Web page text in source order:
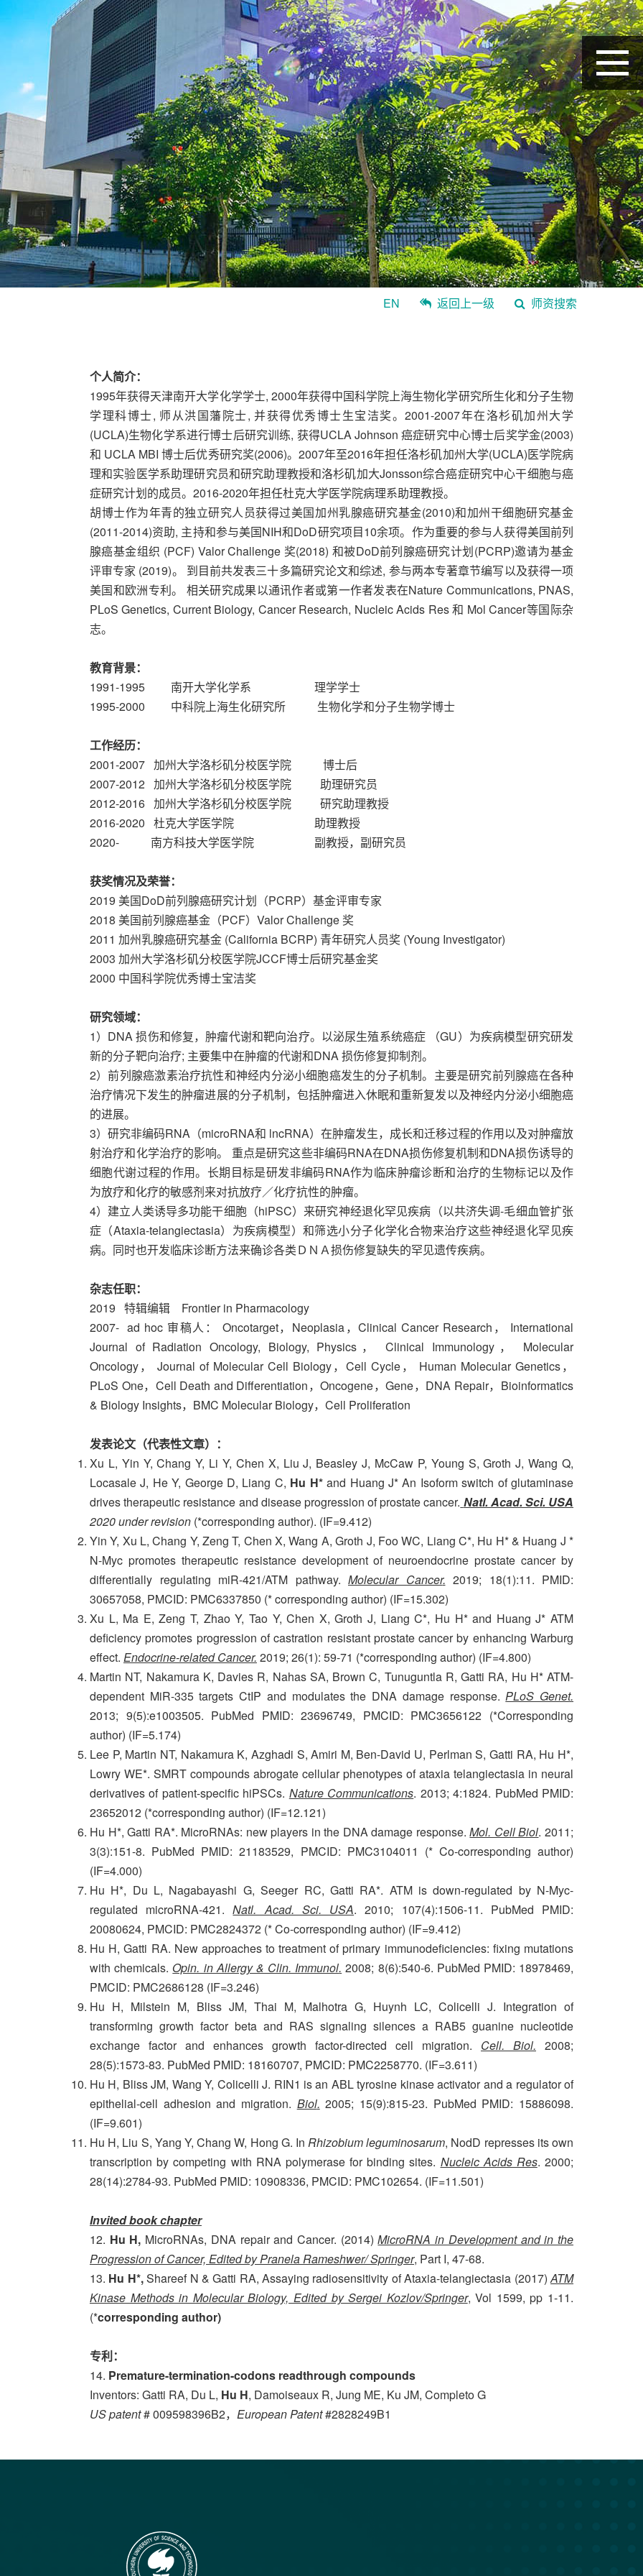
EN 返回上一级 师资搜索
个人简介：
1995年获得天津南开大学化学学士, 2000年获得中国科学院上海生物化学研究所生化和分子生物
学理科博士, 师从洪国藩院士, 并获得优秀博士生宝洁奖。2001-2007年在洛杉矶加州大学
(UCLA)生物化学系进行博士后研究训练, 获得UCLA Johnson 癌症研究中心博士后奖学金(2003)
和 UCLA MBI 博士后优秀研究奖(2006)。2007年至2016年担任洛杉矶加州大学(UCLA)医学院病
理和实验医学系助理研究员和研究助理教授和洛杉矶加大Jonsson综合癌症研究中心干细胞与癌
症研究计划的成员。2016-2020年担任杜克大学医学院病理系助理教授。
胡博士作为年青的独立研究人员获得过美国加州乳腺癌研究基金(2010)和加州干细胞研究基金
(2011-2014)资助, 主持和参与美国NIH和DoD研究项目10余项。作为重要的参与人获得美国前列
腺癌基金组织 (PCF) Valor Challenge 奖(2018) 和被DoD前列腺癌研究计划(PCRP)邀请为基金
评审专家 (2019)。 到目前共发表三十多篇研究论文和综述, 参与两本专著章节编写以及获得一项
美国和欧洲专利。 相关研究成果以通讯作者或第一作者发表在Nature Communications, PNAS,
PLoS Genetics, Current Biology, Cancer Research, Nucleic Acids Res 和 Mol Cancer等国际杂
志。
教育背景：
1991-1995 南开大学化学系 理学学士
1995-2000 中科院上海生化研究所 生物化学和分子生物学博士
工作经历：
2001-2007 加州大学洛杉矶分校医学院 博士后
2007-2012 加州大学洛杉矶分校医学院 助理研究员
2012-2016 加州大学洛杉矶分校医学院 研究助理教授
2016-2020 杜克大学医学院 助理教授
2020- 南方科技大学医学院 副教授，副研究员
获奖情况及荣誉：
2019 美国DoD前列腺癌研究计划（PCRP）基金评审专家
2018 美国前列腺癌基金（PCF）Valor Challenge 奖
2011 加州乳腺癌研究基金 (California BCRP) 青年研究人员奖 (Young Investigator)
2003 加州大学洛杉矶分校医学院JCCF博士后研究基金奖
2000 中国科学院优秀博士宝洁奖
研究领域：
1）DNA 损伤和修复，肿瘤代谢和靶向治疗。以泌尿生殖系统癌症 （GU）为疾病模型研究研发
新的分子靶向治疗; 主要集中在肿瘤的代谢和DNA 损伤修复抑制剂。
2）前列腺癌激素治疗抗性和神经内分泌小细胞癌发生的分子机制。主要是研究前列腺癌在各种
治疗情况下发生的肿瘤进展的分子机制，包括肿瘤进入休眠和重新复发以及神经内分泌小细胞癌
的进展。
3）研究非编码RNA（microRNA和 lncRNA）在肿瘤发生，成长和迁移过程的作用以及对肿瘤放
射治疗和化学治疗的影响。 重点是研究这些非编码RNA在DNA损伤修复机制和DNA损伤诱导的
细胞代谢过程的作用。长期目标是研发非编码RNA作为临床肿瘤诊断和治疗的生物标记以及作
为放疗和化疗的敏感剂来对抗放疗／化疗抗性的肿瘤。
4）建立人类诱导多功能干细胞（hiPSC）来研究神经退化罕见疾病（以共济失调-毛细血管扩张
症（Ataxia-telangiectasia）为疾病模型）和筛选小分子化学化合物来治疗这些神经退化罕见疾
病。同时也开发临床诊断方法来确诊各类ＤＮＡ损伤修复缺失的罕见遗传疾病。
杂志任职：
2019 特辑编辑 Frontier in Pharmacology
2007- ad hoc 审稿人： Oncotarget，Neoplasia，Clinical Cancer Research， International
Journal of Radiation Oncology, Biology, Physics， Clinical Immunology， Molecular
Oncology， Journal of Molecular Cell Biology，Cell Cycle， Human Molecular Genetics，
PLoS One，Cell Death and Differentiation，Oncogene，Gene，DNA Repair，Bioinformatics
& Biology Insights，BMC Molecular Biology，Cell Proliferation
发表论文（代表性文章）：
Xu L, Yin Y, Chang Y, Li Y, Chen X, Liu J, Beasley J, McCaw P, Young S, Groth J, Wang Q,
Locasale J, He Y, George D, Liang C, Hu H*and Huang J* An Isoform switch of glutaminase
drives therapeutic resistance and disease progression of prostate cancer. Natl. Acad. Sci. USA
2020 under revision (*corresponding author). (IF=9.412)
Yin Y, Xu L, Chang Y, Zeng T, Chen X, Wang A, Groth J, Foo WC, Liang C*, Hu H* & Huang J *
N-Myc promotes therapeutic resistance development of neuroendocrine prostate cancer by
differentially regulating miR-421/ATM pathway. Molecular Cancer. 2019; 18(1):11. PMID:
30657058, PMCID: PMC6337850 (* corresponding author) (IF=15.302)
Xu L, Ma E, Zeng T, Zhao Y, Tao Y, Chen X, Groth J, Liang C*, Hu H* and Huang J* ATM
deficiency promotes progression of castration resistant prostate cancer by enhancing Warburg
effect. Endocrine-related Cancer. 2019; 26(1): 59-71 (*corresponding author) (IF=4.800)
Martin NT, Nakamura K, Davies R, Nahas SA, Brown C, Tunuguntla R, Gatti RA, Hu H* ATM-
dependent MiR-335 targets CtIP and modulates the DNA damage response.PLoS Genet.
2013; 9(5):e1003505. PubMed PMID: 23696749, PMCID: PMC3656122 (*Corresponding
author) (IF=5.174)
Lee P, Martin NT, Nakamura K, Azghadi S, Amiri M, Ben-David U, Perlman S, Gatti RA, Hu H*,
Lowry WE*. SMRT compounds abrogate cellular phenotypes of ataxia telangiectasia in neural
derivatives of patient-specific hiPSCs. Nature Communications. 2013; 4:1824. PubMed PMID:
23652012 (*corresponding author) (IF=12.121)
Hu H*, Gatti RA*. MicroRNAs: new players in the DNA damage response.Mol. Cell Biol. 2011;
3(3):151-8. PubMed PMID: 21183529, PMCID: PMC3104011 (* Co-corresponding author)
(IF=4.000)
Hu H*, Du L, Nagabayashi G, Seeger RC, Gatti RA*. ATM is down-regulated by N-Myc-
regulated microRNA-421.Natl. Acad. Sci. USA. 2010; 107(4):1506-11. PubMed PMID:
20080624, PMCID: PMC2824372 (* Co-corresponding author) (IF=9.412)
Hu H, Gatti RA. New approaches to treatment of primary immunodeficiencies: fixing mutations
with chemicals. Opin. in Allergy & Clin. Immunol. 2008; 8(6):540-6. PubMed PMID: 18978469,
PMCID: PMC2686128 (IF=3.246)
Hu H, Milstein M, Bliss JM, Thai M, Malhotra G, Huynh LC, Colicelli J. Integration of
transforming growth factor beta and RAS signaling silences a RAB5 guanine nucleotide
exchange factor and enhances growth factor-directed cell migration. Cell. Biol. 2008;
28(5):1573-83. PubMed PMID: 18160707, PMCID: PMC2258770. (IF=3.611)
Hu H, Bliss JM, Wang Y, Colicelli J. RIN1 is an ABL tyrosine kinase activator and a regulator of
epithelial-cell adhesion and migration. Biol. 2005; 15(9):815-23. PubMed PMID: 15886098.
(IF=9.601)
Hu H, Liu S, Yang Y, Chang W, Hong G. InRhizobium leguminosarum, NodD represses its own
transcription by competing with RNA polymerase for binding sites. Nucleic Acids Res. 2000;
28(14):2784-93. PubMed PMID: 10908336, PMCID: PMC102654. (IF=11.501)
Invited book chapter
12. Hu H, MicroRNAs, DNA repair and Cancer. (2014)MicroRNA in Development and in the
Progression of Cancer, Edited by Pranela Rameshwer/ Springer, Part I, 47-68.
13. Hu H*,Shareef N & Gatti RA, Assaying radiosensitivity of Ataxia-telangiectasia (2017)ATM
Kinase Methods in Molecular Biology, Edited by Sergei Kozlov/Springer, Vol 1599, pp 1-11.
(*corresponding author)
专利：
14. Premature-termination-codons readthrough compounds
Inventors: Gatti RA, Du L, Hu H, Damoiseaux R, Jung ME, Ku JM, Completo G
US patent# 009598396B2， European Patent#2828249B1